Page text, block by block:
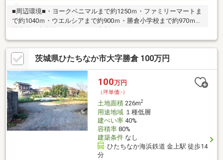
■周辺環境■・ヨークベニマルまで約1250ｍ・ファミリーマートま
で約1040ｍ・ウエルシアまで約900ｍ・勝倉小学校まで約970ｍ・
ー◆土地探しと同時に、お客様が気になるハウスメーカーや建築
業者様を無料でご相談いただけます！また当社にて建築担当営業
様もご紹介いたします！お気軽にご相談ください♪
茨城県ひたちなか市大字勝倉 100万円
100万円
（坪単価:-）
土地面積226m2
用途地域１種低層
建ぺい率40%
容積率80%
建築条件なし
ひたちなか海浜鉄道 金上駅 徒歩14
分